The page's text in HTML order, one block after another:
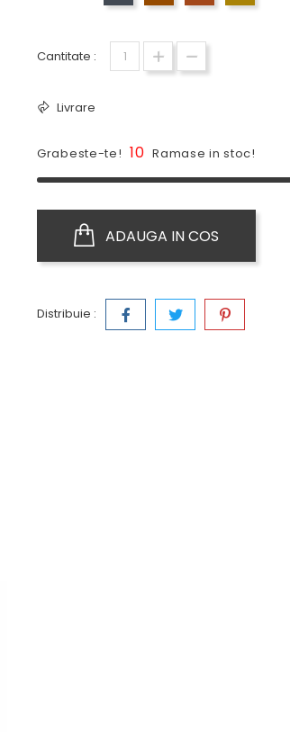
Cantitate :
Livrare
Grabeste-te! 10 Ramase in stoc!
ADAUGA IN COS
Distribuie :